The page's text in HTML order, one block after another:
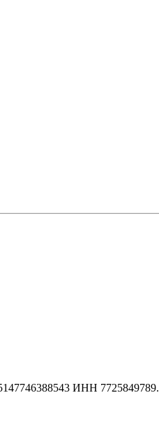
ИНН 7725849789.